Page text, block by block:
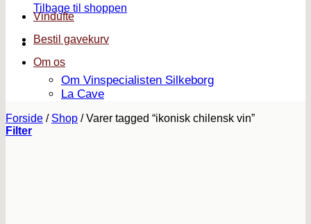
Tilbage til shoppen
Vindufte
Bestil gavekurv
Om os
Om Vinspecialisten Silkeborg
La Cave
Forside / Shop /Varer tagged “ikonisk chilensk vin”
Filter